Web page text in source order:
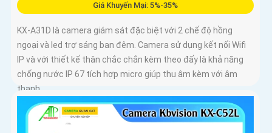
Giá Khuyến Mại: 5%-35%
KX-A31D là camera giám sát đặc biệt với 2 chế độ hồng
ngoại và led trợ sáng ban đêm. Camera sử dụng kết nối Wifi
IP và với thiết kế thân chắc chắn kèm theo đấy là khả năng
chống nước IP 67 tích hợp micro giúp thu âm kèm với âm
thanh